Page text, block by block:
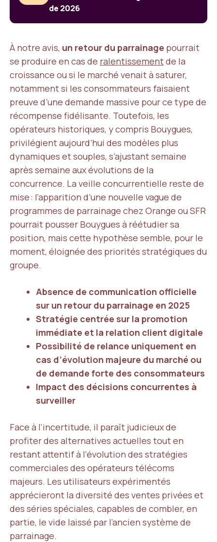
de 2026
À notre avis, un retour du parrainage pourrait
se produire en cas de ralentissementde la
croissance ou si le marché venait à saturer,
notamment si les consommateurs faisaient
preuve d’une demande massive pour ce type de
récompense fidélisante. Toutefois, les
opérateurs historiques, y compris Bouygues,
privilégient aujourd’hui des modèles plus
dynamiques et souples, s’ajustant semaine
après semaine aux évolutions de la
concurrence. La veille concurrentielle reste de
mise : l’apparition d’une nouvelle vague de
programmes de parrainage chez Orange ou SFR
pourrait pousser Bouygues à réétudier sa
position, mais cette hypothèse semble, pour le
moment, éloignée des priorités stratégiques du
groupe.
Absence de communication officielle
sur un retour du parrainage en 2025
Stratégie centrée sur la promotion
immédiate et la relation client digitale
Possibilité de relance uniquement en
cas d’évolution majeure du marché ou
de demande forte des consommateurs
Impact des décisions concurrentes à
surveiller
Face à l’incertitude, il paraît judicieux de
profiter des alternatives actuelles tout en
restant attentif à l’évolution des stratégies
commerciales des opérateurs télécoms
majeurs. Les utilisateurs expérimentés
apprécieront la diversité des ventes privées et
des séries spéciales, capables de combler, en
partie, le vide laissé par l’ancien système de
parrainage.